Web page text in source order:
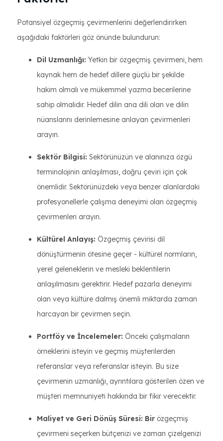
Potansiyel özgeçmiş çevirmenlerini değerlendirirken
aşağıdaki faktörleri göz önünde bulundurun:
Dil Uzmanlığı: Yetkin bir özgeçmiş çevirmeni, hem
kaynak hem de hedef dillere güçlü bir şekilde
hakim olmalı ve mükemmel yazma becerilerine
sahip olmalıdır. Hedef dilin ana dili olan ve dilin
nüanslarını derinlemesine anlayan çevirmenleri
arayın.
Sektör Bilgisi: Sektörünüzün ve alanınıza özgü
terminolojinin anlaşılması, doğru çeviri için çok
önemlidir. Sektörünüzdeki veya benzer alanlardaki
profesyonellerle çalışma deneyimi olan özgeçmiş
çevirmenleri arayın.
Kültürel Anlayış: Özgeçmiş çevirisi dil
dönüştürmenin ötesine geçer - kültürel normların,
yerel geleneklerin ve mesleki beklentilerin
anlaşılmasını gerektirir. Hedef pazarla deneyimi
olan veya kültüre dalmış önemli miktarda zaman
harcayan bir çevirmen seçin.
Portföy ve İncelemeler: Önceki çalışmaların
örneklerini isteyin ve geçmiş müşterilerden
referanslar veya referanslar isteyin. Bu size
çevirmenin uzmanlığı, ayrıntılara gösterilen özen ve
müşteri memnuniyeti hakkında bir fikir verecektir.
Maliyet ve Geri Dönüş Süresi: Bir özgeçmiş
çevirmeni seçerken bütçenizi ve zaman çizelgenizi